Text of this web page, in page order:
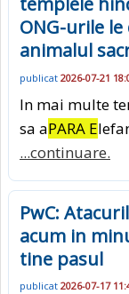
ONG-urile
animalul
publicat 2026-07-21
In mai multe
sa aPARA E
...continuare.
PwC:
acum in
tine pasul
publicat 2026-07-17